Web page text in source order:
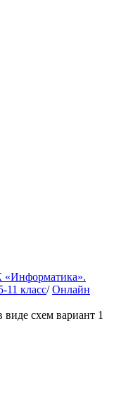
класс/ Онлайн
схем вариант 1